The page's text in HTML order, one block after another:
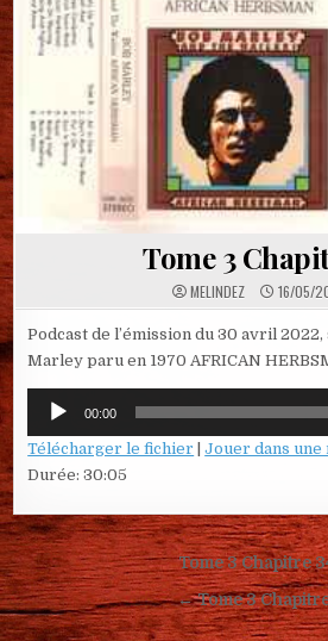
Tome 3
MELINDEZ 16/05/
Podcast de l’émission du 30 avril 2022,
Marley paru en 1970 AFRICAN
Lecteur
audio
00:00
Télécharger le fichier |Jouer dans
Durée: 30:05
Navigation deTome 3 Chapitre
← Tome 3